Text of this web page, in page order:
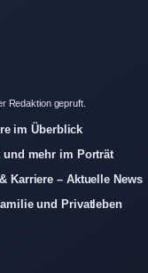
Redaktion gepruft.
im Überblick
und mehr im Porträt
Karriere – Aktuelle News
und Privatleben